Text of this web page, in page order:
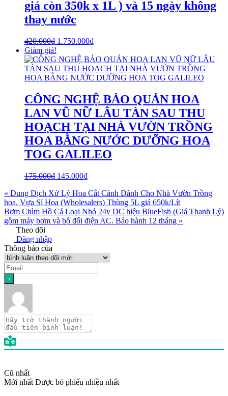
giá còn 350k x 1L ) và 15 ngày không
thay nước
420.000₫ 1.750.000₫
Giảm giá!
CÔNG NGHỆ BẢO QUẢN HOA
LAN VŨ NỮ LÂU TÀN SAU THU
HOẠCH TẠI NHÀ VƯỜN TRỒNG
HOA BẰNG NƯỚC DƯỠNG HOA
TOG GALILEO
175.000₫ 145.000₫
« Dung Dịch Xử Lý Hoa Cắt Cành Dành Cho Nhà Vườn Trồng
hoa, Vựa Sỉ Hoa (Wholesalers) Thùng 5L giá 650k/Lít
Bơm Chìm Hồ Cá Loại Nhỏ 24v DC hiệu BlueFish (Giá Thanh Lý)
gồm máy bơm và bộ đổi điện AC. Bảo hành 12 tháng »
Theo dõi
Đăng nhập
Thông báo của
Cũ nhất
Mới nhất Được bỏ phiếu nhiều nhất